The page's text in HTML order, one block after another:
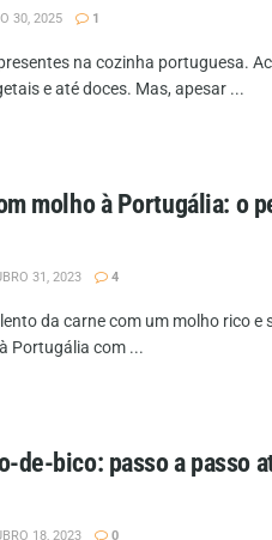
30, 2025 1
na cozinha portuguesa.
e até doces. Mas, apesar ...
molho à Portugália: o
31, 2023 4
da carne com um molho rico e
Portugália com ...
de-bico: passo a passo
18, 2023 0